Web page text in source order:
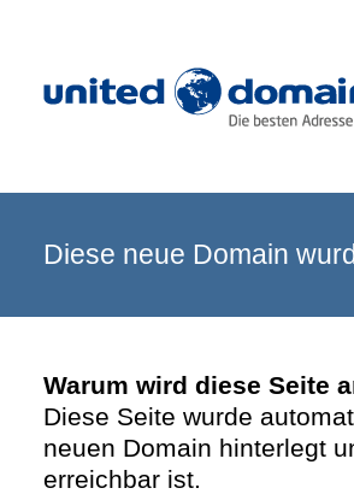
Diese neue Domain
Warum wird diese Seite
Diese Seite wurde
neuen Domain hinterlegt
erreichbar ist.